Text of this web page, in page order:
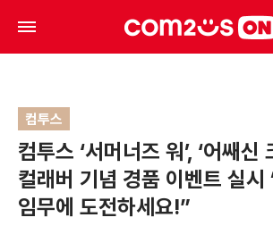
컴투스
컴투스 ‘서머너즈 워’, ‘어쌔신
컬래버 기념 경품 이벤트 실시
임무에 도전하세요!”